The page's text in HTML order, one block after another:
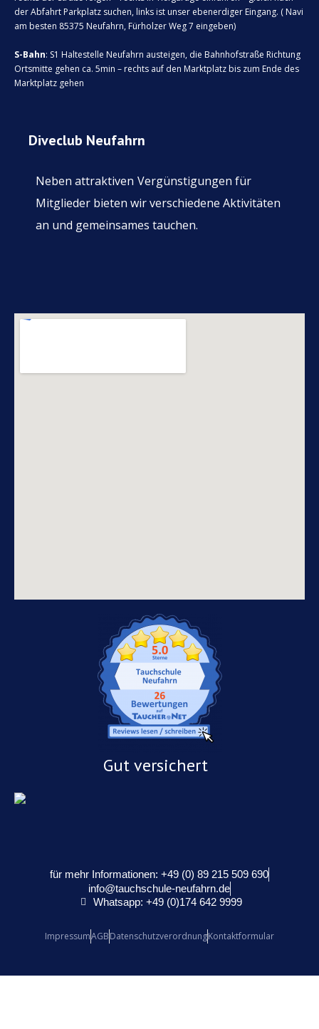
der Abfahrt Parkplatz suchen, links ist unser ebenerdiger Eingang. ( Navi
am besten 85375 Neufahrn, Fürholzer Weg 7 eingeben)
S-Bahn: S1 Haltestelle Neufahrn austeigen, die Bahnhofstraße Richtung
Ortsmitte gehen ca. 5min – rechts auf den Marktplatz bis zum Ende des
Marktplatz gehen
Diveclub Neufahrn
Neben attraktiven Vergünstigungen für
Mitglieder bieten wir verschiedene Aktivitäten
an und gemeinsames tauchen.
Gut versichert
für mehr Informationen: +49 (0) 89 215 509 690
info@tauchschule-neufahrn.de
Whatsapp: +49 (0)174 642 9999
ImpressumAGBDatenschutzverordnungKontaktformular